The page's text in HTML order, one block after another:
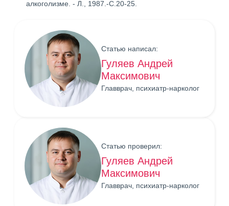
алкоголизме. - Л., 1987.-С.20-25.
Статью написал:
Гуляев Андрей
Максимович
Главврач, психиатр-нарколог
Статью проверил:
Гуляев Андрей
Максимович
Главврач, психиатр-нарколог